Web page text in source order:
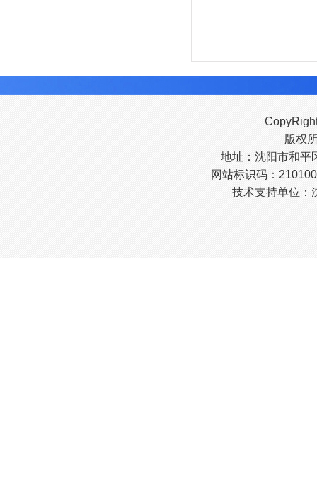
版权
地址：沈阳市和平
网站标识码：
技术支持单位：